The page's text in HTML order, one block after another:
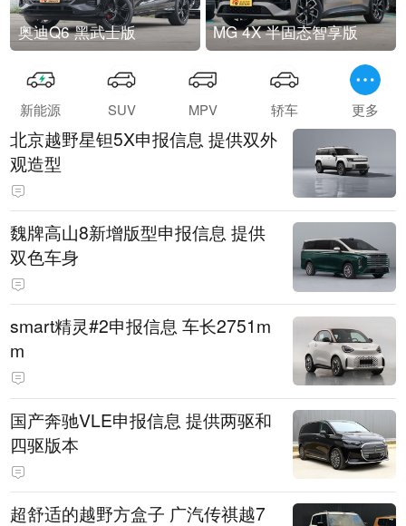
奥迪Q6 黑武士版 MG 4X 半固态智享版
新能源 SUV MPV 轿车 更多
北京越野星钽5X申报信息 提供双外
观造型
魏牌高山8新增版型申报信息 提供
双色车身
smart精灵#2申报信息 车长2751m
m
国产奔驰VLE申报信息 提供两驱和
四驱版本
超舒适的越野方盒子 广汽传祺越7